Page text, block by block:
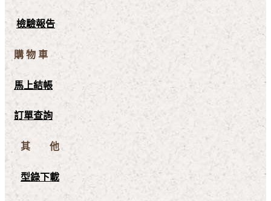
檢驗報告
購 物 車
馬上結帳
訂單查詢
其 他
型錄下載